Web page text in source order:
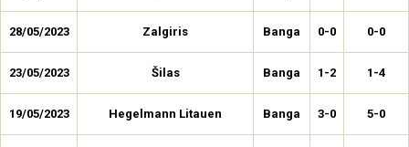
28/05/2023 Zalgiris Banga 0-0 0-0
23/05/2023 Šilas Banga 1-2 1-4
19/05/2023 Hegelmann Litauen Banga 3-0 5-0